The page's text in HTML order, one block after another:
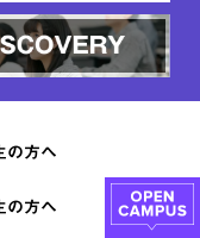
の方へ
の方へ